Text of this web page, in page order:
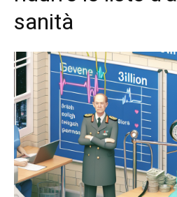
sanità